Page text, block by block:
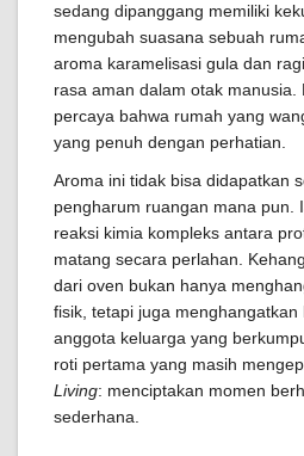
sedang dipanggang memiliki
mengubah suasana sebuah
aroma karamelisasi gula dan
rasa aman dalam otak manusia.
percaya bahwa rumah yang
yang penuh dengan perhatian.
Aroma ini tidak bisa didapatkan
pengharum ruangan mana pun.
reaksi kimia kompleks antara
matang secara perlahan.
dari oven bukan hanya
fisik, tetapi juga
anggota keluarga yang
roti pertama yang masih
Living: menciptakan momen
sederhana.